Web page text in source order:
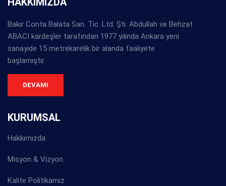
Bakır Conta Balata San. Tic. Ltd. Şti. Abdullah ve Behzat
ABACI kardeşler tarafından 1977 yılında Ankara yeni
sanayide 15 metrekarelik bir alanda faaliyete
başlamıştır.
DEVAMI
KURUMSAL
Hakkımızda
Misyon & Vizyon
Kalite Politikamız